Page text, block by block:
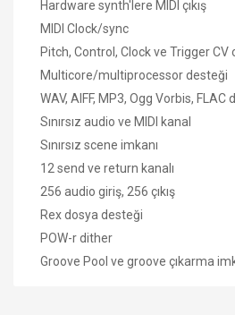
Hardware synth'lere MIDI çıkış
MIDI Clock/sync
Pitch, Control, Clock ve Trigger
Multicore/multiprocessor desteği
WAV, AIFF, MP3, Ogg Vorbis, FLAC
Sınırsız audio ve MIDI kanal
Sınırsız scene imkanı
12 send ve return kanalı
256 audio giriş, 256 çıkış
Rex dosya desteği
POW-r dither
Groove Pool ve groove çıkarma